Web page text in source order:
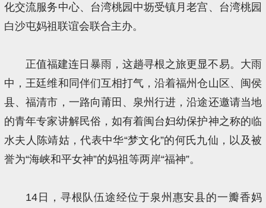
化交流服务中心、台湾桃园中坜受镇月老宫、台湾桃园
白沙屯妈祖联谊会联合主办。
正值福建连日暴雨，这趟寻根之旅更显不易。大雨
中，王廷维和同伴们互相打气，沿着福州仓山区、闽侯
县、福清市，一路向莆田、泉州行进，沿途还邀请当地
的青年专家讲解民俗，如有着闽台妇幼保护神之称的临
水夫人陈靖姑，代表中华“梦文化”的何氏九仙，以及被
誉为“海峡和平女神”的妈祖等两岸“福神”。
14日，寻根队伍途经位于泉州惠安县的一瓣香妈